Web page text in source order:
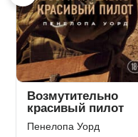
Возмутительно
красивый пилот
Пенелопа Уорд